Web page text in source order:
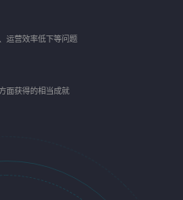
运营效率低下等问题
面获得的相当成就